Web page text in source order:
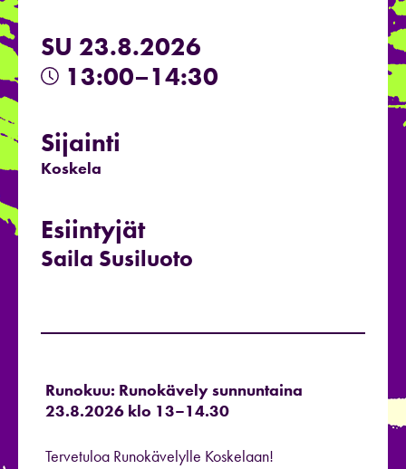
SU 23.8.2026
13:00–14:30
Sijainti
Koskela
Esiintyjät
Saila Susiluoto
Runokuu: Runokävely sunnuntaina
23.8.2026 klo 13–14.30
Tervetuloa Runokävelylle Koskelaan!